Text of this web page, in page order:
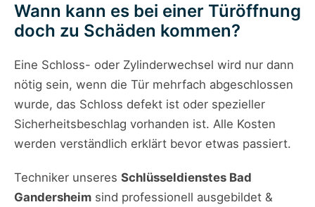
Wann kann es bei einer Türöffnung
doch zu Schäden kommen?
Eine Schloss- oder Zylinderwechsel wird nur dann
nötig sein, wenn die Tür mehrfach abgeschlossen
wurde, das Schloss defekt ist oder spezieller
Sicherheitsbeschlag vorhanden ist. Alle Kosten
werden verständlich erklärt bevor etwas passiert.
Techniker unseres Schlüsseldienstes Bad
Gandersheim sind professionell ausgebildet &